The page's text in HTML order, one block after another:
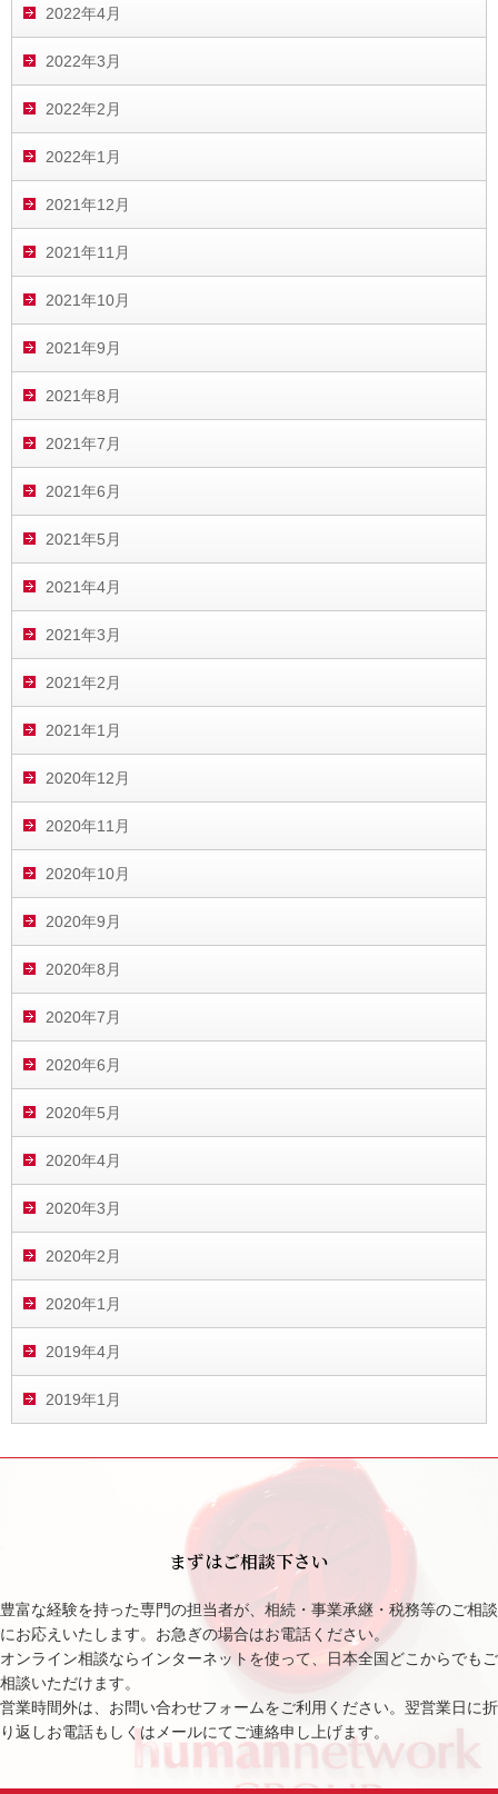
2022年4月
2022年3月
2022年2月
2022年1月
2021年12月
2021年11月
2021年10月
2021年9月
2021年8月
2021年7月
2021年6月
2021年5月
2021年4月
2021年3月
2021年2月
2021年1月
2020年12月
2020年11月
2020年10月
2020年9月
2020年8月
2020年7月
2020年6月
2020年5月
2020年4月
2020年3月
2020年2月
2020年1月
2019年4月
2019年1月
まずはご相談下さい
豊富な経験を持った専門の担当者が、相続・事業承継・税務等のご相談
にお応えいたします。お急ぎの場合はお電話ください。
オンライン相談ならインターネットを使って、日本全国どこからでもご
相談いただけます。
営業時間外は、お問い合わせフォームをご利用ください。翌営業日に折
り返しお電話もしくはメールにてご連絡申し上げます。